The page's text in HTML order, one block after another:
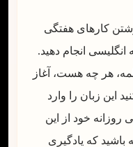
کارهای هفتگی
انگلیسی انجام دهید.
هر چه هست، آغاز
این زبان را وارد
روزانه خود از این
باشید که یادگیری